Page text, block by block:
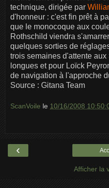
technique, dirigée par
d'honneur : c'est fin prêt à
que le monocoque aux
Rothschild viendra
quelques sorties de
trois semaines d'attente
longues et pour Loïck
de navigation à l'approche
Source : Gitana Team
ScanVoile le 10/16/2008
‹
Afficher la